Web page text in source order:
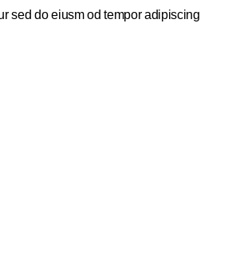
sed do eiusm od tempor adipiscing